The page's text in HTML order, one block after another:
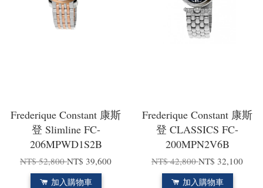
Frederique Constant 康斯
登 Slimline FC-
206MPWD1S2B
NT$ 52,800NT$ 39,600
加入購物車
Frederique Constant 康斯
登 CLASSICS FC-
200MPN2V6B
NT$ 42,800NT$ 32,100
加入購物車